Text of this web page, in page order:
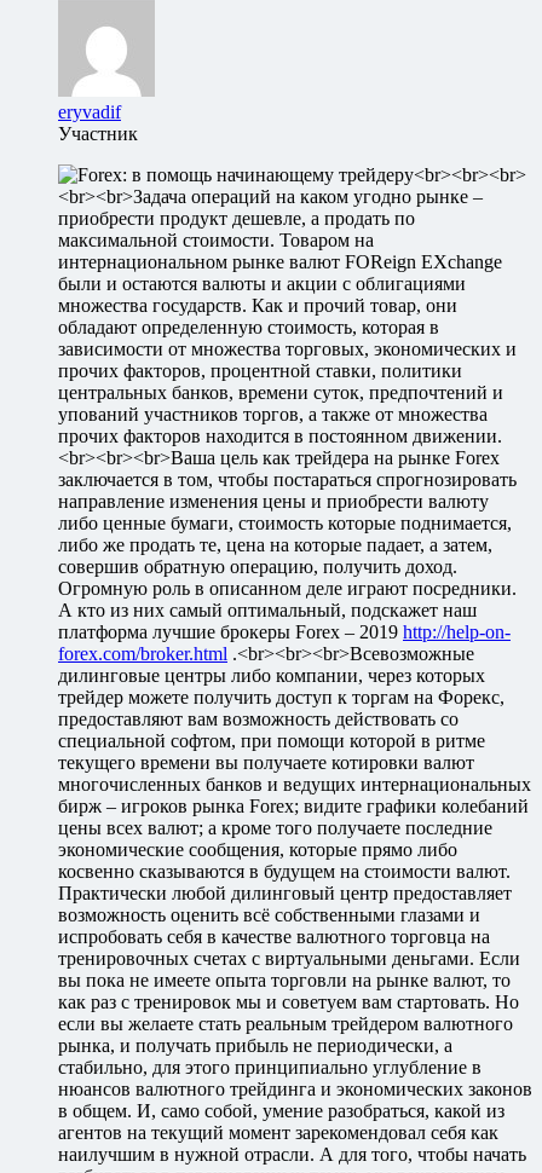
eryvadif
Участник
<br><br><br>
<br><br>Задача операций на каком угодно рынке –
приобрести продукт дешевле, а продать по
максимальной стоимости. Товаром на
интернациональном рынке валют FOReign EXchange
были и остаются валюты и акции с облигациями
множества государств. Как и прочий товар, они
обладают определенную стоимость, которая в
зависимости от множества торговых, экономических и
прочих факторов, процентной ставки, политики
центральных банков, времени суток, предпочтений и
упований участников торгов, а также от множества
прочих факторов находится в постоянном движении.
<br><br><br>Ваша цель как трейдера на рынке Forex
заключается в том, чтобы постараться спрогнозировать
направление изменения цены и приобрести валюту
либо ценные бумаги, стоимость которые поднимается,
либо же продать те, цена на которые падает, а затем,
совершив обратную операцию, получить доход.
Огромную роль в описанном деле играют посредники.
А кто из них самый оптимальный, подскажет наш
платформа лучшие брокеры Forex – 2019 http://help-on-
forex.com/broker.html .<br><br><br>Всевозможные
дилинговые центры либо компании, через которых
трейдер можете получить доступ к торгам на Форекс,
предоставляют вам возможность действовать со
специальной софтом, при помощи которой в ритме
текущего времени вы получаете котировки валют
многочисленных банков и ведущих интернациональных
бирж – игроков рынка Forex; видите графики колебаний
цены всех валют; а кроме того получаете последние
экономические сообщения, которые прямо либо
косвенно сказываются в будущем на стоимости валют.
Практически любой дилинговый центр предоставляет
возможность оценить всё собственными глазами и
испробовать себя в качестве валютного торговца на
тренировочных счетах с виртуальными деньгами. Если
вы пока не имеете опыта торговли на рынке валют, то
как раз с тренировок мы и советуем вам стартовать. Но
если вы желаете стать реальным трейдером валютного
рынка, и получать прибыль не периодически, а
стабильно, для этого принципиально углубление в
нюансов валютного трейдинга и экономических законов
в общем. И, само собой, умение разобраться, какой из
агентов на текущий момент зарекомендовал себя как
наилучшим в нужной отрасли. А для того, чтобы начать